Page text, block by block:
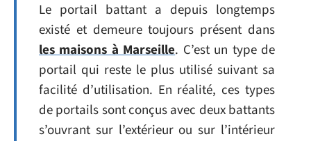
Le portail battant a depuis longtemps
existé et demeure toujours présent dans
les maisons à Marseille. C’est un type de
portail qui reste le plus utilisé suivant sa
facilité d’utilisation. En réalité, ces types
de portails sont conçus avec deux battants
s’ouvrant sur l’extérieur ou sur l’intérieur